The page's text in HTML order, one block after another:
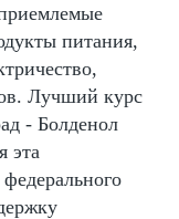
питания,
Лучший курс
- Болденол
эта